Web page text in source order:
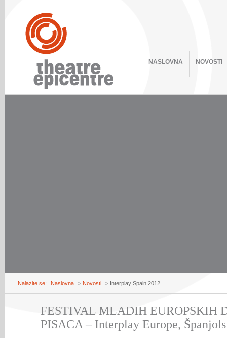
NASLOVNA NOVOSTI
Nalazite se: Naslovna > Novosti > Interplay Spain 2012.
FESTIVAL MLADIH EUROPSKIH
PISACA – Interplay Europe,